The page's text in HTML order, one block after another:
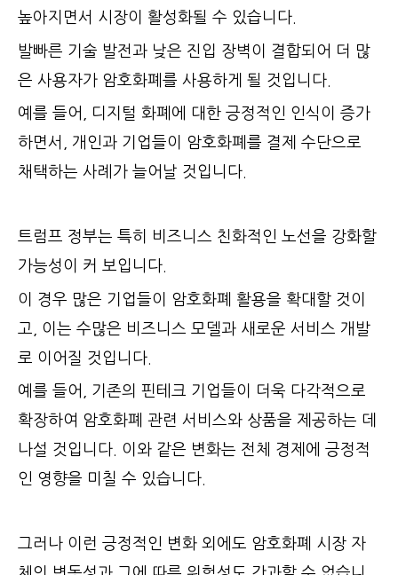
높아지면서 시장이 활성화될 수 있습니다.
발빠른 기술 발전과 낮은 진입 장벽이 결합되어 더 많
은 사용자가 암호화폐를 사용하게 될 것입니다.
예를 들어, 디지털 화폐에 대한 긍정적인 인식이 증가
하면서, 개인과 기업들이 암호화폐를 결제 수단으로
채택하는 사례가 늘어날 것입니다.
트럼프 정부는 특히 비즈니스 친화적인 노선을 강화할
가능성이 커 보입니다.
이 경우 많은 기업들이 암호화폐 활용을 확대할 것이
고, 이는 수많은 비즈니스 모델과 새로운 서비스 개발
로 이어질 것입니다.
예를 들어, 기존의 핀테크 기업들이 더욱 다각적으로
확장하여 암호화폐 관련 서비스와 상품을 제공하는 데
나설 것입니다. 이와 같은 변화는 전체 경제에 긍정적
인 영향을 미칠 수 있습니다.
그러나 이런 긍정적인 변화 외에도 암호화폐 시장 자